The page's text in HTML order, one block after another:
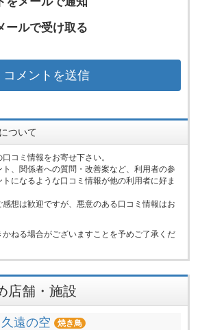
ールで受け取る
ついて
コミ情報をお寄せ下さい。
、関係者への質問・改善案など、利用者の参
になるような口コミ情報が他の利用者に好ま
想は歓迎ですが、悪意のある口コミ情報はお
ねる場合がございますことを予めご了承くだ
店舗・施設
久遠の空 焼き鳥